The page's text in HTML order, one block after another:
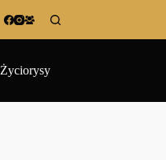
Życiorysy